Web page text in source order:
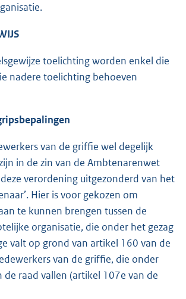
toelichting worden enkel die
nadere toelichting behoeven
van de griffie wel degelijk
in de zin van de Ambtenarenwet
verordening uitgezonderd van het
Hier is voor gekozen om
te kunnen brengen tussen de
organisatie, die onder het gezag
valt op grond van artikel 160 van de
van de griffie, die onder
de raad vallen (artikel 107e van de